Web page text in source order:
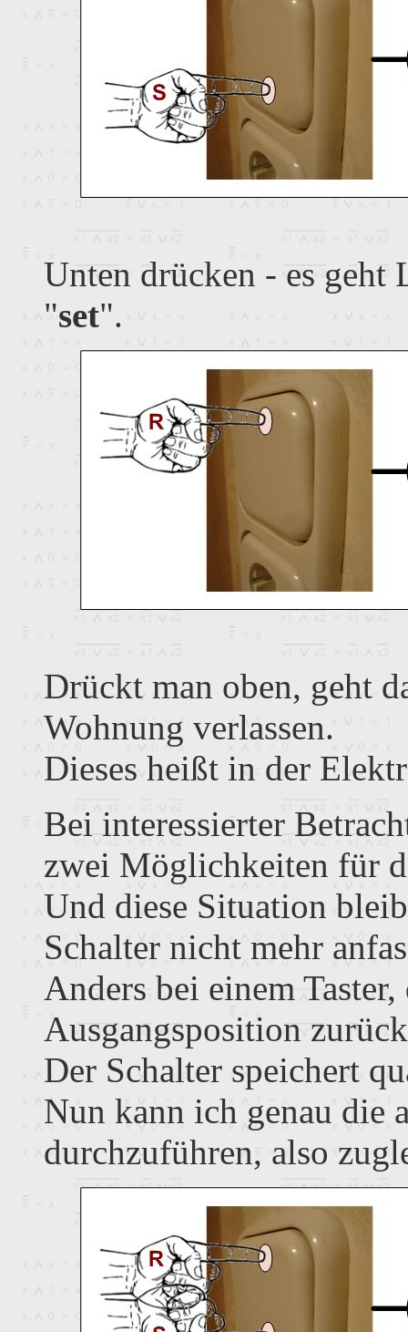
Unten drücken - es
"set".
Drückt man oben, geht
Wohnung verlassen.
Dieses heißt in der
Bei interessierter
zwei Möglichkeiten für
Und diese Situation
Schalter nicht mehr
Anders bei einem
Ausgangsposition
Der Schalter speichert
Nun kann ich genau die
durchzuführen, also